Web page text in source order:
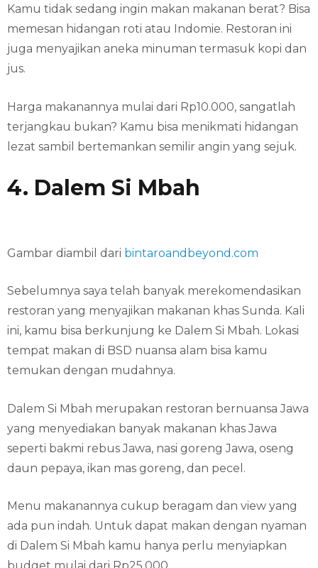
Kamu tidak sedang ingin makan makanan berat? Bisa
memesan hidangan roti atau Indomie. Restoran ini
juga menyajikan aneka minuman termasuk kopi dan
jus.
Harga makanannya mulai dari Rp10.000, sangatlah
terjangkau bukan? Kamu bisa menikmati hidangan
lezat sambil bertemankan semilir angin yang sejuk.
4. Dalem Si Mbah
Gambar diambil dari bintaroandbeyond.com
Sebelumnya saya telah banyak merekomendasikan
restoran yang menyajikan makanan khas Sunda. Kali
ini, kamu bisa berkunjung ke Dalem Si Mbah. Lokasi
tempat makan di BSD nuansa alam bisa kamu
temukan dengan mudahnya.
Dalem Si Mbah merupakan restoran bernuansa Jawa
yang menyediakan banyak makanan khas Jawa
seperti bakmi rebus Jawa, nasi goreng Jawa, oseng
daun pepaya, ikan mas goreng, dan pecel.
Menu makanannya cukup beragam dan view yang
ada pun indah. Untuk dapat makan dengan nyaman
di Dalem Si Mbah kamu hanya perlu menyiapkan